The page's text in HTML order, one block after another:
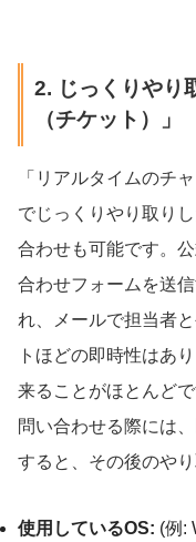
2. じっくりやり
（チケット）」
「リアルタイムのチ
でじっくりやり取り
合わせも可能です。
合わせフォームを送
れ、メールで担当者
トほどの即時性はあ
来ることがほとんどで
問い合わせる際には
すると、その後のや
使用しているOS: (例: